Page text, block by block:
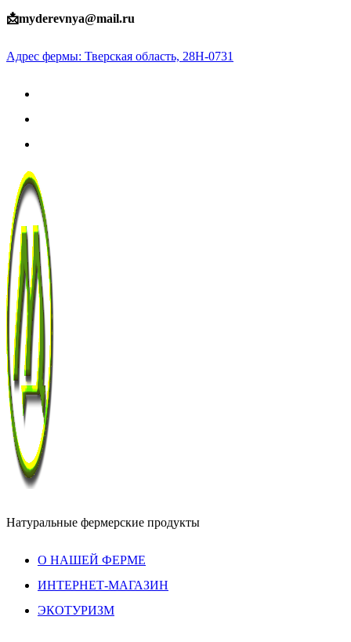
Skip
📩myderevnya@mail.ru
Адрес фермы: Тверская область, 28Н-0731
Натуральные фермерские продукты
О НАШЕЙ ФЕРМЕ
ИНТЕРНЕТ-МАГАЗИН
ЭКОТУРИЗМ